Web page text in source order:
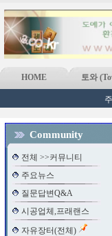
HOME 토와
Community
전체 >>커뮤니티
주요뉴스
질문답변Q&A
시공업체,프래랜스
자유장터(전체)